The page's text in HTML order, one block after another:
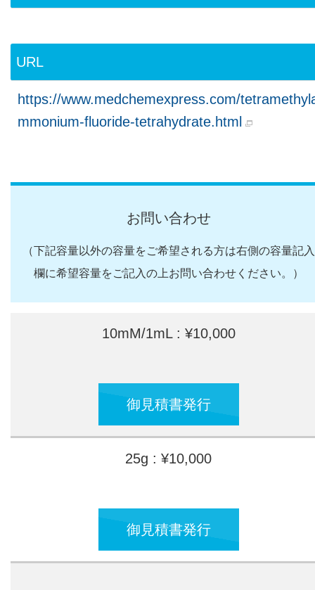
URL
https://www.medchemexpress.com/
mmonium-fluoride-tetrahydrate.html
お問い合わせ
（下記容量以外の容量をご希望される方は右側の容量記入
欄に希望容量をご記入の上お問い合わせください。）
10mM/1mL : ¥10,000
御見積書発行
25g : ¥10,000
御見積書発行